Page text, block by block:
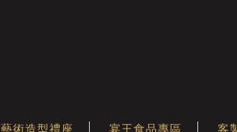
藝術造型禮座 宴王食品專區 客